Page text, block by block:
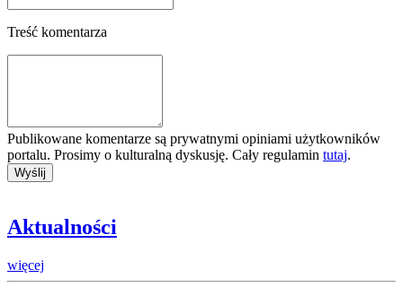
Treść komentarza
Publikowane komentarze są prywatnymi opiniami użytkowników
portalu. Prosimy o kulturalną dyskusję. Cały regulamin tutaj.
Aktualności
więcej